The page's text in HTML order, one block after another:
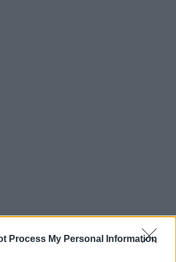
Process My Personal Information